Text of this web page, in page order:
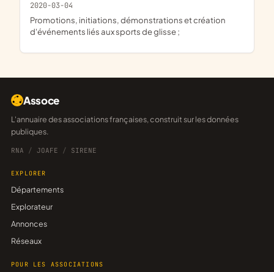
2020-03-04
promotions, initiations, démonstrations et création
d'événements liés aux sports de glisse ;
Assoce
L'annuaire des associations françaises, construit sur les données
publiques.
RNA / JOAFE / SIRENE
EXPLORER
Départements
Explorateur
Annonces
Réseaux
POUR LES ASSOCIATIONS